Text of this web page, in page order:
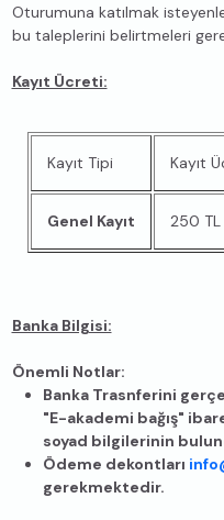
Oturumuna katılmak
bu taleplerini belirtmeleri
Kayıt Ücreti:
Kayıt Tipi Kayıt
Genel Kayıt 250 TL
Banka Bilgisi:
Önemli Notlar:
Banka Trasnferini
"E-akademi bağış"
soyad bilgilerinin
Ödeme dekontları
gerekmektedir.